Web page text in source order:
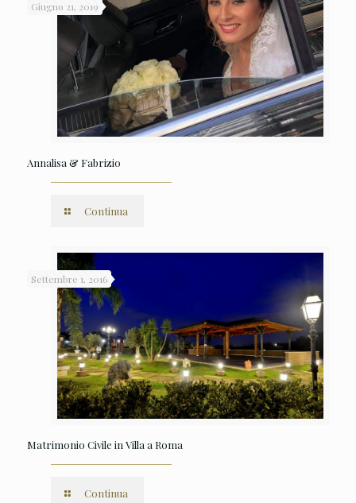
Giugno 21, 2019
Annalisa & Fabrizio
Continua
Settembre 1, 2016
Matrimonio Civile in Villa a Roma
Continua